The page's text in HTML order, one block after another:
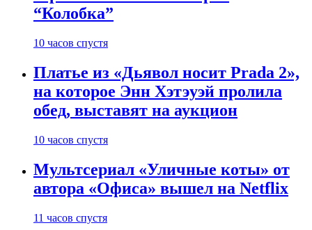
“Колобка”
10 часов спустя
Платье из «Дьявол носит Prada 2»,
на которое Энн Хэтэуэй пролила
обед, выставят на аукцион
10 часов спустя
Мультсериал «Уличные коты» от
автора «Офиса» вышел на Netflix
11 часов спустя